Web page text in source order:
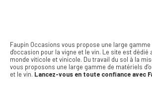
Faupin Occasions vous propose une large
d'occasion pour la vigne et le vin. Le site est dédié
monde viticole et vinicole. Du travail du sol à la
vous proposons une large gamme de matériels
et le vin. Lancez-vous en toute confiance avec